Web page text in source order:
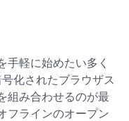
手軽に始めたい多く
化されたブラウザス
組み合わせるのが最
フラインのオープン